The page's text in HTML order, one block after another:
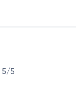
5/5